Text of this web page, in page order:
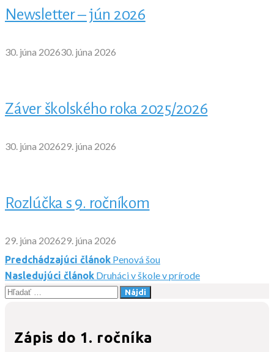
Newsletter – jún 2026
30. júna 202630. júna 2026
Záver školského roka 2025/2026
30. júna 202629. júna 2026
Rozlúčka s 9. ročníkom
29. júna 202629. júna 2026
Navigácia
v
článku
Predchádzajúci článok Penová šou
Nasledujúci článok Druháci v škole v prírode
Hľadať:
Zápis do 1. ročníka